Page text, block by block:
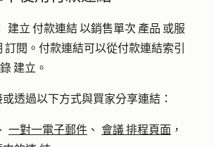
建立 付款連結 以銷售單次 產品 或服
訂閱。付款連結可以從付款連結索引
建立。
或透過以下方式與買家分享連結：
一對一電子郵件 、 會議 排程頁面 ，